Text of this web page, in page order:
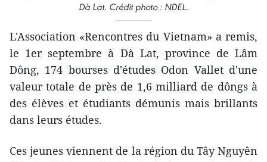
Dà Lat. Crédit photo : NDEL.
L'Association «Rencontres du Vietnam» a remis,
le 1er septembre à Dà Lat, province de Lâm
Dông, 174 bourses d'études Odon Vallet d'une
valeur totale de près de 1,6 milliard de dôngs à
des élèves et étudiants démunis mais brillants
dans leurs études.
Ces jeunes viennent de la région du Tây Nguyên